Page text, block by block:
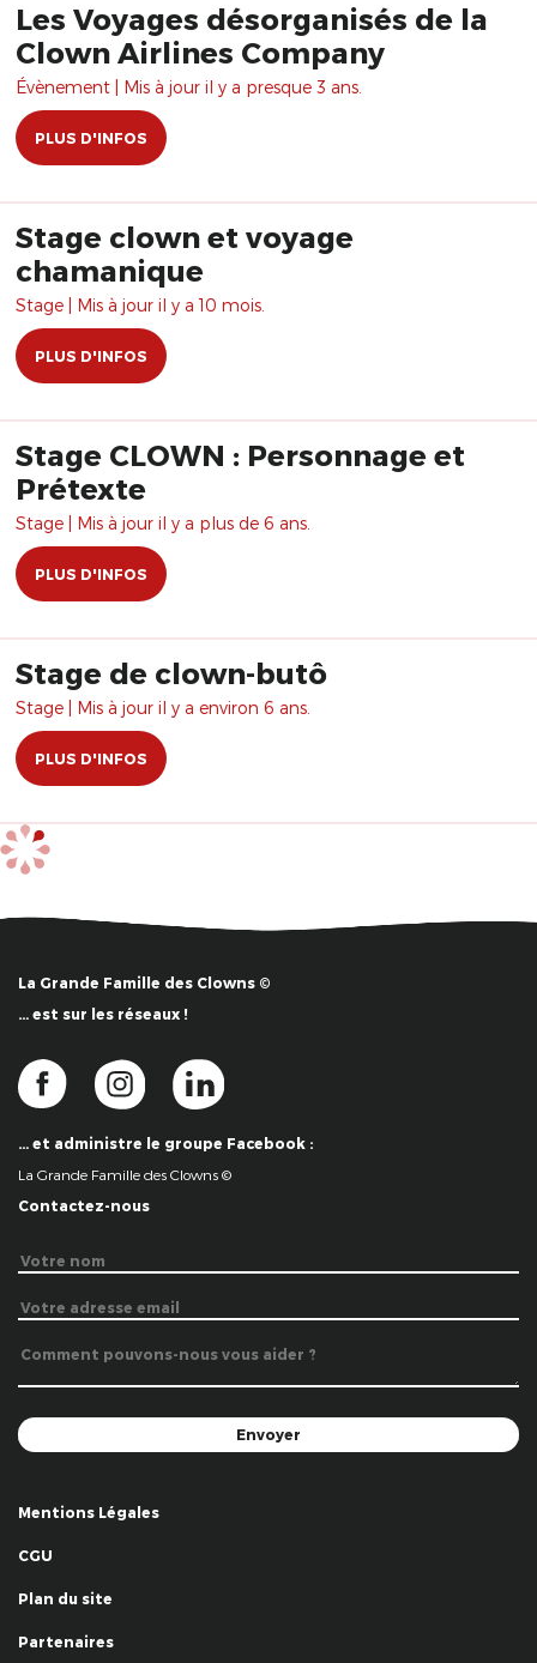
Les Voyages désorganisés de la
Clown Airlines Company
Évènement | Mis à jour il y a presque 3 ans.
PLUS D'INFOS
Stage clown et voyage
chamanique
Stage | Mis à jour il y a 10 mois.
PLUS D'INFOS
Stage CLOWN : Personnage et
Prétexte
Stage | Mis à jour il y a plus de 6 ans.
PLUS D'INFOS
Stage de clown-butô
Stage | Mis à jour il y a environ 6 ans.
PLUS D'INFOS
La Grande Famille des Clowns ©
… est sur les réseaux !
… et administre le groupe Facebook :
La Grande Famille des Clowns ©
Contactez-nous
Mentions Légales
CGU
Plan du site
Partenaires